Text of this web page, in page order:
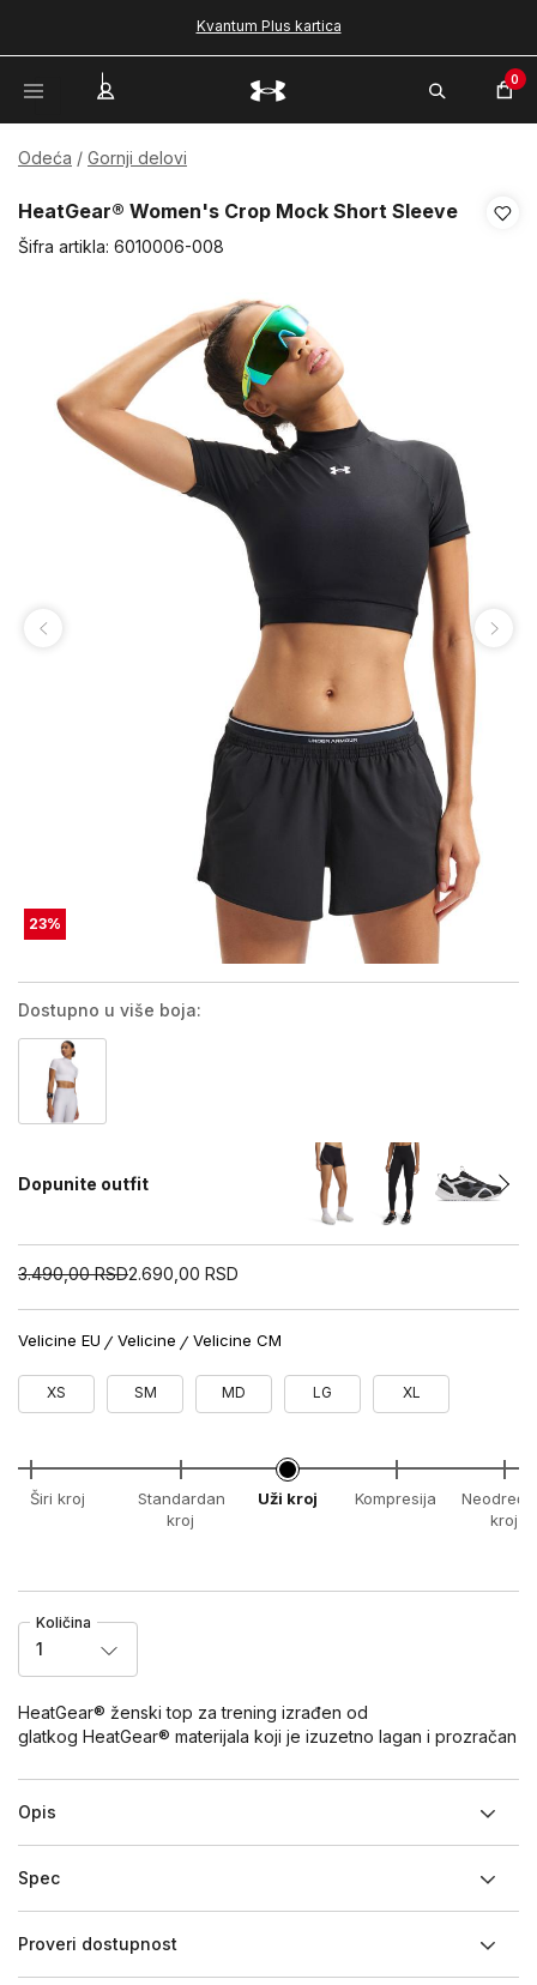
Kvantum Plus kartica
0
Odeća Gornji delovi
HeatGear® Women's Crop Mock Short Sleeve
Šifra artikla: 6010006-008
23%
Dostupno u više boja:
Dopunite outfit
3.490,00 RSD2.690,00 RSD
Velicine EU Velicine Velicine CM
XS SM MD LG XL
Širi kroj
Standardan
kroj
Uži kroj Kompresija
kroj
Količina
1
HeatGear® ženski top za trening izrađen od
glatkog HeatGear® materijala koji je izuzetno lagan i prozračan
Opis
Spec
Proveri dostupnost